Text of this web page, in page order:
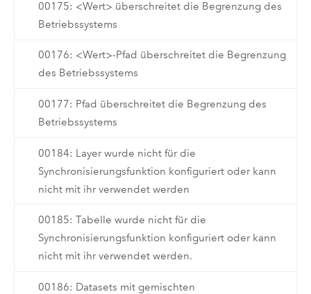
00175: <Wert> überschreitet die Begrenzung des
Betriebssystems
00176: <Wert>-Pfad überschreitet die Begrenzung
des Betriebssystems
00177: Pfad überschreitet die Begrenzung des
Betriebssystems
00184: Layer wurde nicht für die
Synchronisierungsfunktion konfiguriert oder kann
nicht mit ihr verwendet werden
00185: Tabelle wurde nicht für die
Synchronisierungsfunktion konfiguriert oder kann
nicht mit ihr verwendet werden.
00186: Datasets mit gemischten